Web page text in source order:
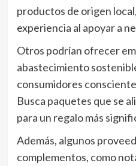
productos de origen
experiencia al apoyar a
Otros podrían ofrecer
abastecimiento
consumidores
Busca paquetes que se
para un regalo más
Además, algunos
complementos, como